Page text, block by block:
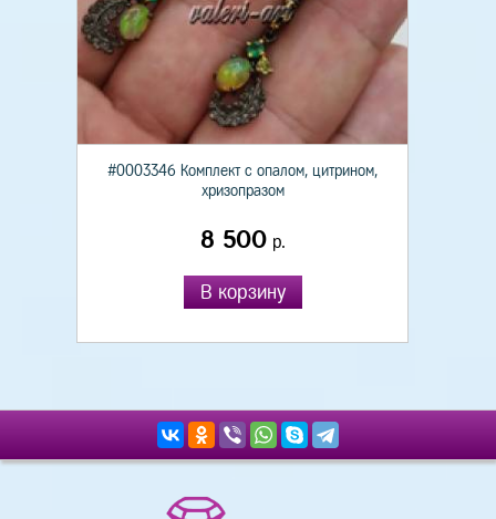
#0003346 Комплект с опалом, цитрином,
хризопразом
8 500р.
В корзину